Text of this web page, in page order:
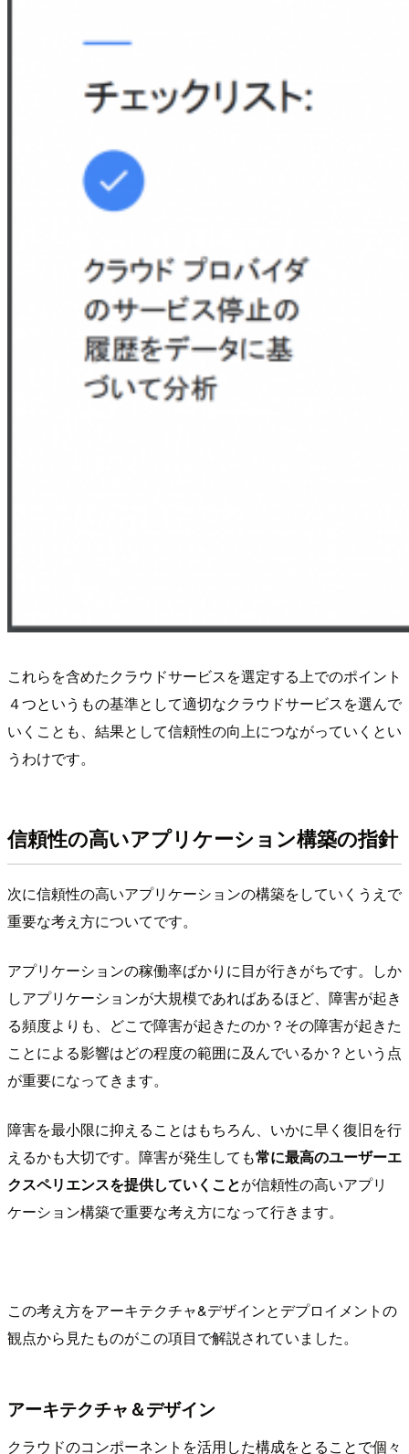
これらを含めたクラウドサービスを選定する上でのポイント
４つというもの基準として適切なクラウドサービスを選んで
いくことも、結果として信頼性の向上につながっていくとい
うわけです。
信頼性の高いアプリケーション構築の指針
次に信頼性の高いアプリケーションの構築をしていくうえで
重要な考え方についてです。
アプリケーションの稼働率ばかりに目が行きがちです。しか
しアプリケーションが大規模であればあるほど、障害が起き
る頻度よりも、どこで障害が起きたのか？その障害が起きた
ことによる影響はどの程度の範囲に及んでいるか？という点
が重要になってきます。
障害を最小限に抑えることはもちろん、いかに早く復旧を行
えるかも大切です。障害が発生しても常に最高のユーザーエ
クスペリエンスを提供していくことが信頼性の高いアプリ
ケーション構築で重要な考え方になって行きます。
この考え方をアーキテクチャ&デザインとデプロイメントの
観点から見たものがこの項目で解説されていました。
アーキテクチャ＆デザイン
クラウドのコンポーネントを活用した構成をとることで個々